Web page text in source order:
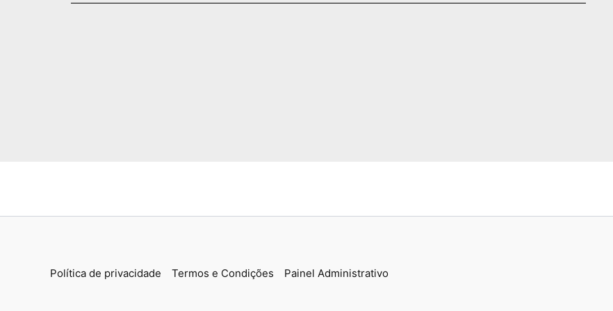
Política de privacidade Termos e Condições Painel Administrativo